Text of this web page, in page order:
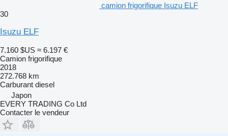
camion frigorifique Isuzu ELF
30
Isuzu ELF
7.160 $US ≈ 6.197 €
Camion frigorifique
2018
272.768 km
Carburant diesel
Japon
EVERY TRADING Co Ltd
Contacter le vendeur